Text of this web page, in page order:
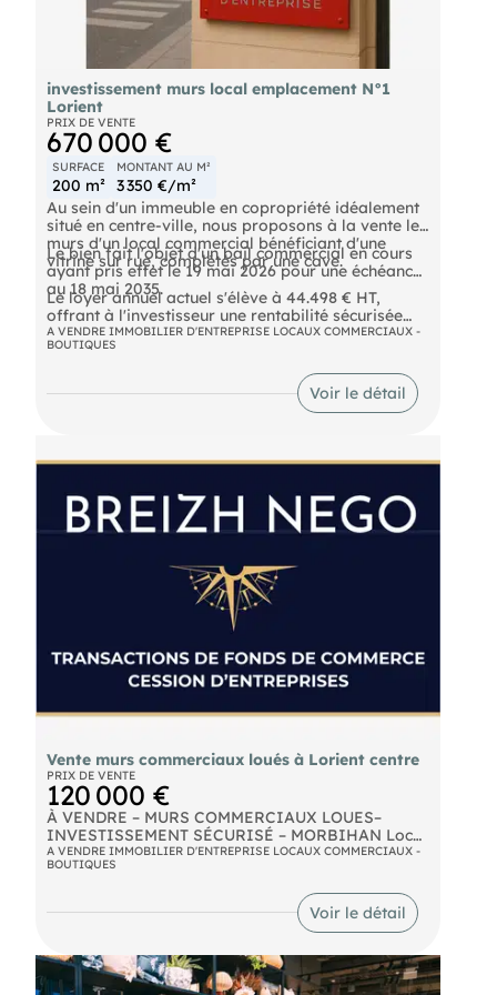
investissement murs local emplacement N°1
Lorient
PRIX DE VENTE
670 000 €
SURFACE
200 m²
MONTANT AU M²
3 350 €/m²
Au sein d'un immeuble en copropriété idéalement
situé en centre-ville, nous proposons à la vente les
murs d'un local commercial bénéficiant d'une
vitrine sur rue, complétés par une cave.
Le bien fait l'objet d'un bail commercial en cours
ayant pris effet le 19 mai 2026 pour une échéance
au 18 mai 2035.
Le loyer annuel actuel s'élève à 44.498 € HT,
offrant à l'investisseur une rentabilité sécurisée
dans le cadre d'un engagement locatif ferme.
Actif patrimonial situé dans un environnement
commerçant n°1, adapté à une stratégie
d'investissement avec revenus locatifs immédiats.
A VENDRE IMMOBILIER D'ENTREPRISE LOCAUX COMMERCIAUX -
BOUTIQUES
Voir le détail
Vente murs commerciaux loués à Lorient centre
PRIX DE VENTE
120 000 €
À VENDRE – MURS COMMERCIAUX LOUES–
INVESTISSEMENT SÉCURISÉ – MORBIHAN Local
commercial loué, revenu immédiat, zéro travaux :
un investissement clé en main en cœur de ville.
IDENTIFICATION Vente de murs commerciaux
- Morbihan (56) PRÉSENTATION GÉNÉRALE Situés
visibilité et à passage régulier, ces murs
commerciaux représentent une opportunité
A VENDRE IMMOBILIER D'ENTREPRISE LOCAUX COMMERCIAUX -
BOUTIQUES
Voir le détail